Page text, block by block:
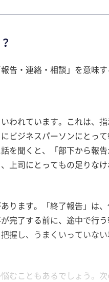
告・連絡・相談」を意味
われています。これは、
ビジネスパーソンにとっ
を聞くと、「部下から報
上司にとってもの足りな
ります。「終了報告」は
完了する前に、途中で行
握し、うまくいっていな
むこともあるでしょう。